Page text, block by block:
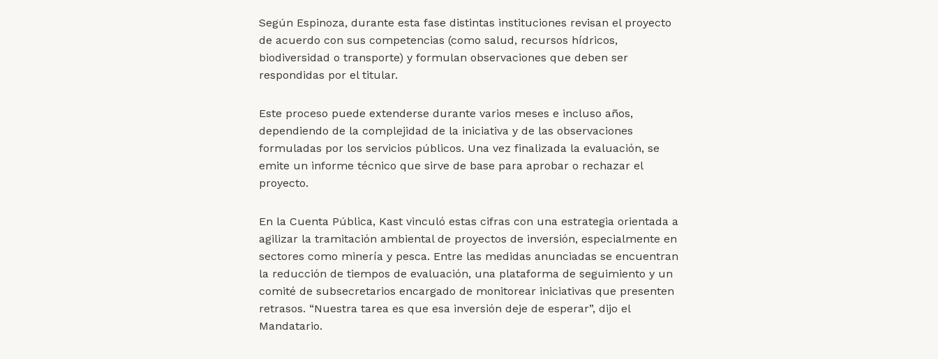
Según Espinoza, durante esta fase distintas instituciones revisan el proyecto
de acuerdo con sus competencias (como salud, recursos hídricos,
biodiversidad o transporte) y formulan observaciones que deben ser
respondidas por el titular.
Este proceso puede extenderse durante varios meses e incluso años,
dependiendo de la complejidad de la iniciativa y de las observaciones
formuladas por los servicios públicos. Una vez finalizada la evaluación, se
emite un informe técnico que sirve de base para aprobar o rechazar el
proyecto.
En la Cuenta Pública, Kast vinculó estas cifras con una estrategia orientada a
agilizar la tramitación ambiental de proyectos de inversión, especialmente en
sectores como minería y pesca. Entre las medidas anunciadas se encuentran
la reducción de tiempos de evaluación, una plataforma de seguimiento y un
comité de subsecretarios encargado de monitorear iniciativas que presenten
retrasos. “Nuestra tarea es que esa inversión deje de esperar”, dijo el
Mandatario.